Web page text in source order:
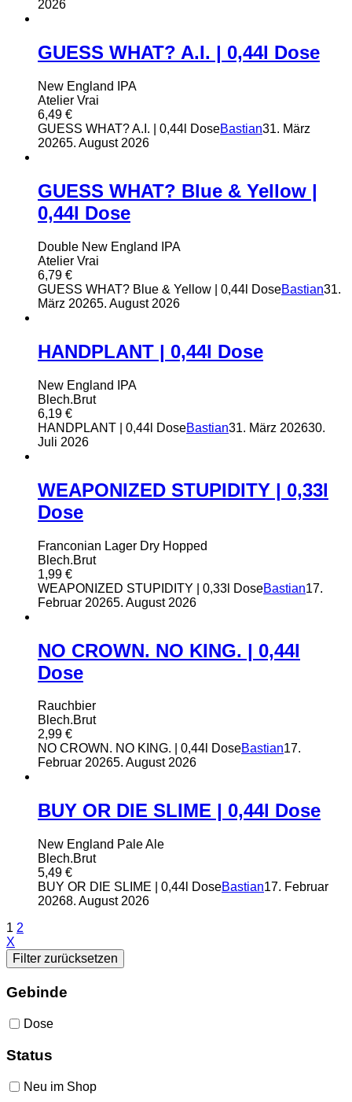
2026
GUESS WHAT? A.I. | 0,44l Dose
New England IPA
Atelier Vrai
6,49 €
GUESS WHAT? A.I. | 0,44l DoseBastian31. März
20265. August 2026
GUESS WHAT? Blue & Yellow |
0,44l Dose
Double New England IPA
Atelier Vrai
6,79 €
GUESS WHAT? Blue & Yellow | 0,44l DoseBastian31.
März 20265. August 2026
HANDPLANT | 0,44l Dose
New England IPA
Blech.Brut
6,19 €
HANDPLANT | 0,44l DoseBastian31. März 202630.
Juli 2026
WEAPONIZED STUPIDITY | 0,33l
Dose
Franconian Lager Dry Hopped
Blech.Brut
1,99 €
WEAPONIZED STUPIDITY | 0,33l DoseBastian17.
Februar 20265. August 2026
NO CROWN. NO KING. | 0,44l
Dose
Rauchbier
Blech.Brut
2,99 €
NO CROWN. NO KING. | 0,44l DoseBastian17.
Februar 20265. August 2026
BUY OR DIE SLIME | 0,44l Dose
New England Pale Ale
Blech.Brut
5,49 €
BUY OR DIE SLIME | 0,44l DoseBastian17. Februar
20268. August 2026
1 2
X
Filter zurücksetzen
Gebinde
Dose
Status
Neu im Shop